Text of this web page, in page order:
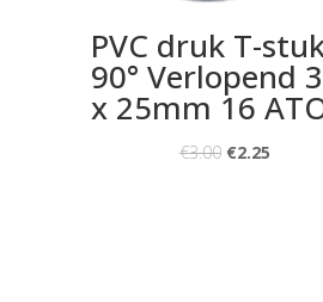
PVC druk T-
90° Verlopend
x 25mm 16
€3.00 €2.25